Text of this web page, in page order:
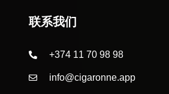
联系我们
+374 11 70 98 98
info@cigaronne.app